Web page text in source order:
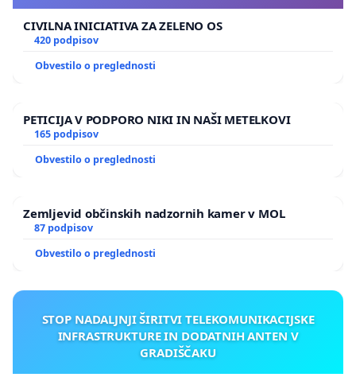
bi spodbudil uporabo alternativnih oblik mobilnosti
ter zmanjšal prometne konice. Plačila bi bili izvzeti
stanovalci mestne občine in uporabniki parkirišč
P+R.
Moratorij na gradnjo parkirnih hiš v ožjem centru
Ljubljane – ustavitev širjenja avtomobilom prijazne
Krepitev javnega potniškega prometa – uvedbo
ter posebnih hitrih avtobusnih linij na vpadnicah, ki
bodo prednostno vozile po rumenih pasovih na
sredini cest in se tako izognile gneči na križiščih.
CIVILNA INICIATIVA ZA ZELENO OS
420 podpisov
Obvestilo o preglednosti
PETICIJA V PODPORO NIKI IN NAŠI METELKOVI
165 podpisov
Obvestilo o preglednosti
Zemljevid občinskih nadzornih kamer v MOL
87 podpisov
Obvestilo o preglednosti
STOP NADALJNJI ŠIRITVI TELEKOMUNIKACIJSKE
INFRASTRUKTURE IN DODATNIH ANTEN V
GRADIŠČAKU